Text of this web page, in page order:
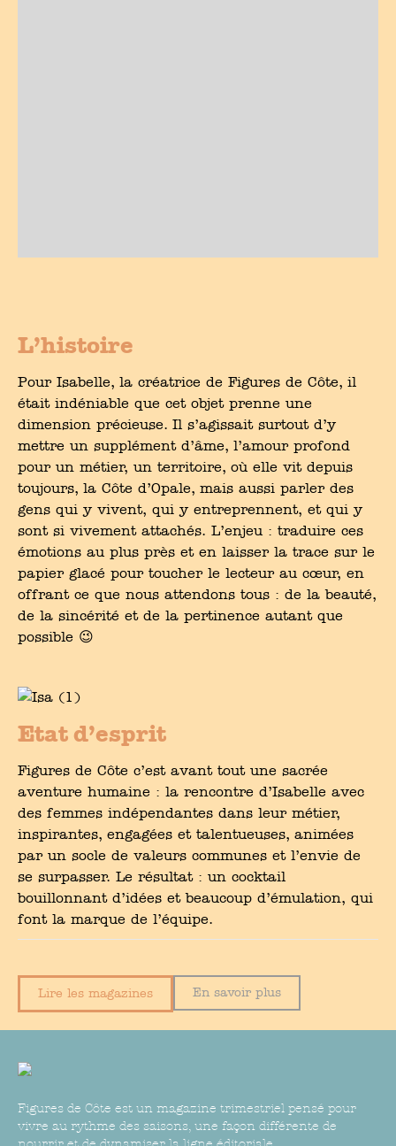
L’histoire
Pour Isabelle, la créatrice de Figures de Côte, il
était indéniable que cet objet prenne une
dimension précieuse. Il s’agissait surtout d’y
mettre un supplément d’âme, l’amour profond
pour un métier, un territoire, où elle vit depuis
toujours, la Côte d’Opale, mais aussi parler des
gens qui y vivent, qui y entreprennent, et qui y
sont si vivement attachés. L’enjeu : traduire ces
émotions au plus près et en laisser la trace sur le
papier glacé pour toucher le lecteur au cœur, en
offrant ce que nous attendons tous : de la beauté,
de la sincérité et de la pertinence autant que
possible 😉
Etat d’esprit
Figures de Côte c’est avant tout une sacrée
aventure humaine : la rencontre d’Isabelle avec
des femmes indépendantes dans leur métier,
inspirantes, engagées et talentueuses, animées
par un socle de valeurs communes et l’envie de
se surpasser. Le résultat : un cocktail
bouillonnant d’idées et beaucoup d’émulation, qui
font la marque de l’équipe.
Lire les magazines En savoir plus
Figures de Côte est un magazine trimestriel pensé pour
vivre au rythme des saisons, une façon différente de